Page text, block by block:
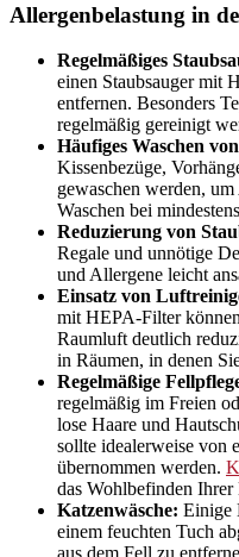
Allergenbelastung in
Regelmäßiges
einen Staubsauger mit
entfernen. Besonders
regelmäßig gereinigt
Häufiges Waschen
Kissenbezüge,
gewaschen werden,
Waschen bei
Reduzierung von
Regale und unnötige
und Allergene leicht
Einsatz von
mit HEPA-Filter
Raumluft deutlich
in Räumen, in denen
Regelmäßige
regelmäßig im Freien
lose Haare und
sollte idealerweise von
übernommen werden.
das Wohlbefinden Ihrer
Katzenwäsche: Einige
einem feuchten Tuch